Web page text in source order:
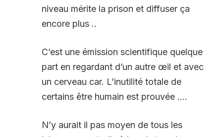
niveau mérite la prison et diffuser ça
encore plus ..
C’est une émission scientifique quelque
part en regardant d’un autre œil et avec
un cerveau car. L’inutilité totale de
certains être humain est prouvée ….
N’y aurait il pas moyen de tous les